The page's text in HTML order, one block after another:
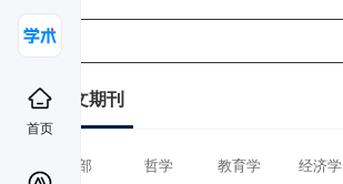
首页
中文期刊
全部 哲学 教育学 经济学